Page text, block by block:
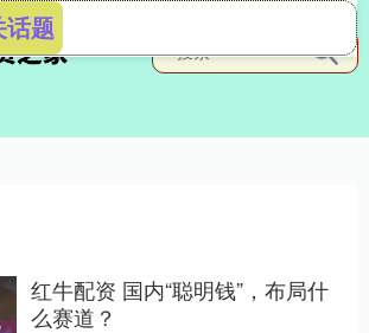
话题
红牛配资 国内“聪明钱”，布局什
么赛道？